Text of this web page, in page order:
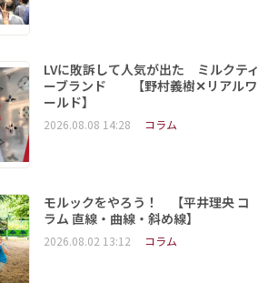
LVに敗訴して人気が出た ミルクティ
ーブランド 【野村義樹✕リアルワ
ールド】
2026.08.08 14:28 コラム
モルックをやろう！ 【平井理央 コ
ラム 直線・曲線・斜め線】
2026.08.02 13:12 コラム